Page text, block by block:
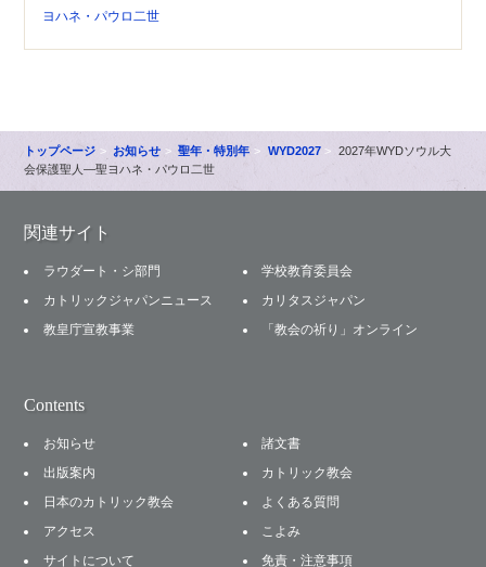
ヨハネ・パウロ二世
トップページ お知らせ 聖年・特別年 WYD2027
2027年WYDソウル大
会保護聖人―聖ヨハネ・パウロ二世
関連サイト
ラウダート・シ部門
学校教育委員会
カトリックジャパンニュース
カリタスジャパン
教皇庁宣教事業
「教会の祈り」オンライン
Contents
お知らせ
諸文書
出版案内
カトリック教会
日本のカトリック教会
よくある質問
アクセス
こよみ
サイトについて
免責・注意事項